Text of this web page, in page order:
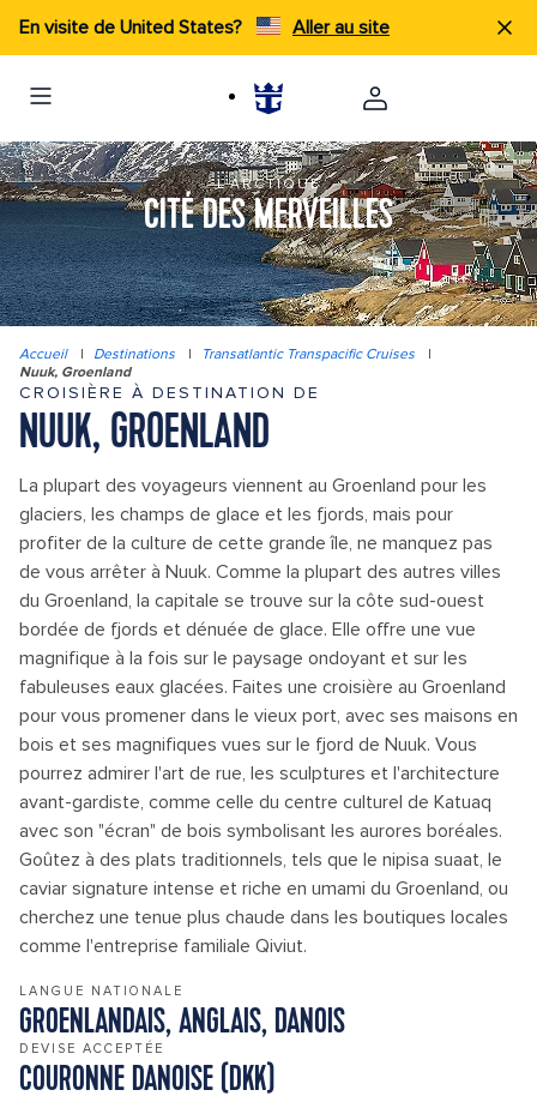
En visite de United States? Aller au site
L'ARCTIQUE
CITÉ DES MERVEILLES
Accueil | Destinations | Transatlantic Transpacific Cruises
|
Nuuk, Groenland
CROISIÈRE À DESTINATION DE
NUUK, GROENLAND
La plupart des voyageurs viennent au Groenland pour les
glaciers, les champs de glace et les fjords, mais pour
profiter de la culture de cette grande île, ne manquez pas
de vous arrêter à Nuuk. Comme la plupart des autres villes
du Groenland, la capitale se trouve sur la côte sud-ouest
bordée de fjords et dénuée de glace. Elle offre une vue
magnifique à la fois sur le paysage ondoyant et sur les
fabuleuses eaux glacées. Faites une croisière au Groenland
pour vous promener dans le vieux port, avec ses maisons en
bois et ses magnifiques vues sur le fjord de Nuuk. Vous
pourrez admirer l'art de rue, les sculptures et l'architecture
avant-gardiste, comme celle du centre culturel de Katuaq
avec son "écran" de bois symbolisant les aurores boréales.
Goûtez à des plats traditionnels, tels que le nipisa suaat, le
caviar signature intense et riche en umami du Groenland, ou
cherchez une tenue plus chaude dans les boutiques locales
comme l'entreprise familiale Qiviut.
LANGUE NATIONALE
GROENLANDAIS, ANGLAIS, DANOIS
DEVISE ACCEPTÉE
COURONNE DANOISE (DKK)